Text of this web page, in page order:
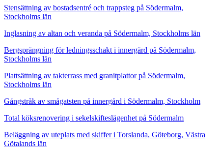
Stensättning av bostadsentré och trappsteg på Södermalm,
Stockholms län
Inglasning av altan och veranda på Södermalm, Stockholms län
Bergsprängning för ledningsschakt i innergård på Södermalm,
Stockholms län
Plattsättning av takterrass med granitplattor på Södermalm,
Stockholms län
Gångstråk av smågatsten på innergård i Södermalm, Stockholm
Total köksrenovering i sekelskifteslägenhet på Södermalm
Beläggning av uteplats med skiffer i Torslanda, Göteborg, Västra
Götalands län